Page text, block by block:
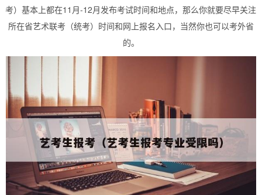
考）基本上都在11月-12月发布考试时间和地点，那么你就要尽早关注
所在省艺术联考（统考）时间和网上报名入口，当然你也可以考外省
的。